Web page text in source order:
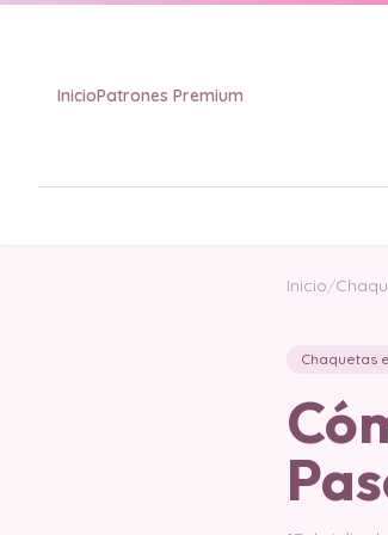
InicioPatrones Premium
Inicio/
Chaquetas